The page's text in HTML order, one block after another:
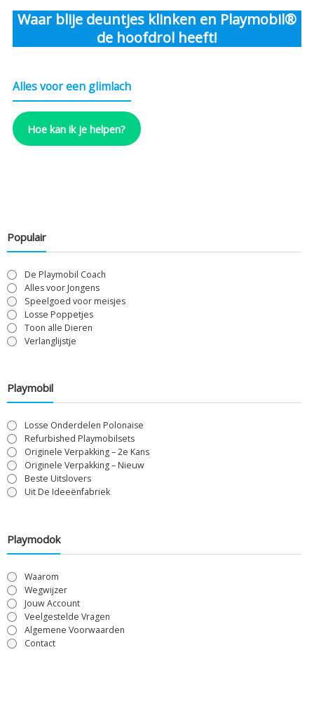
Waar blije deuntjes klinken en Playmobil®
de hoofdrol heeft!
Alles voor een glimlach
Hoe kan ik je helpen?
Populair
De Playmobil Coach
Alles voor Jongens
Speelgoed voor meisjes
Losse Poppetjes
Toon alle Dieren
Verlanglijstje
Playmobil
Losse Onderdelen Polonaise
Refurbished Playmobilsets
Originele Verpakking – 2e Kans
Originele Verpakking – Nieuw
Beste Uitslovers
Uit De Ideeënfabriek
Playmodok
Waarom
Wegwijzer
Jouw Account
Veelgestelde Vragen
Algemene Voorwaarden
Contact